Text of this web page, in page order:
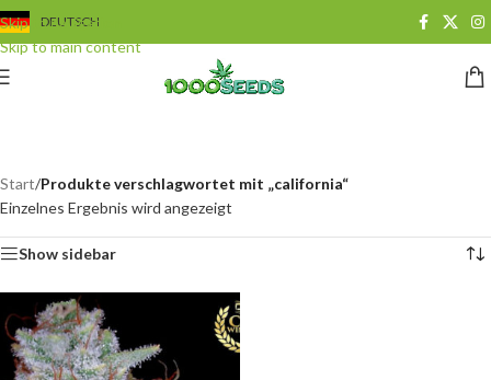
Skip to navigation
Skip to main content
DEUTSCH
Start/Produkte verschlagwortet mit „california“
Einzelnes Ergebnis wird angezeigt
Show sidebar